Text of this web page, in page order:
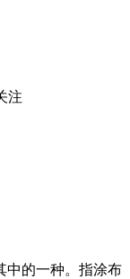
注
中的一种。指涂布